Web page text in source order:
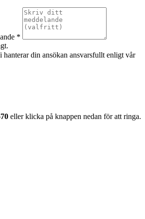
*
hanterar din ansökan ansvarsfullt enligt vår
eller klicka på knappen nedan för att ringa.